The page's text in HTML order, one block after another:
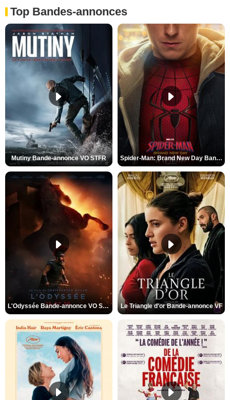
Top Bandes-annonces
Mutiny Bande-annonce VO STFR Spider-Man: Brand New Day Bande-annonce VO STFR
L'Odyssée Bande-annonce VO STFR Le Triangle d'or Bande-annonce VF